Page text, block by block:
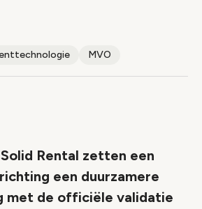
MVO
Rental zetten een
een duurzamere
met de officiële validatie